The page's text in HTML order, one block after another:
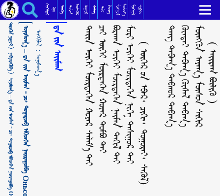
ᠬᠡᠦᠬᠡᠯᠳᠡᠢ ᠺᠢᠨᠣ᠋ ᠲᠡᠦᠬᠡ ᠳᠣᠮᠣᠭ ᠥᠯᠢᠭᠡᠷ ᠳᠠᠭᠤᠤ ᠰᠢᠯᠦᠭ ᠲᠣᠯᠢ ᠪᠢᠴᠢᠭ ᠮᠣᠩᠭᠣᠯᠰᠦᠯᠵᠢᠶ᠎ᠡ ᠮᠣᠩᠭᠣᠯᠰᠣᠹᠲ
ᠲᠡᠷᠢᠭᠦᠨ ᠨᠢᠭᠤᠷ >
ᠨᠡᠪᠲᠡᠷᠡᠭᠦᠯᠭᠡ >
ᠠᠩᠭᠢᠯᠠᠯ：
ᠣᠨᠢᠰᠤᠭ᠎ᠠ ᠳ᠋ᠠ ᠶᠢᠨ ᠠᠢᠮᠠᠭ ᠲᠡᠢᠨ ᠦᠭᠡᠢ ᠮᠥᠷᠲᠡᠭᠡᠨ ᠬᠣᠶᠠᠷ ᠰᠡᠯᠡᠮ᠎ᠡ ᠲᠡᠢᠴᠠᠢ ᠦᠭᠡᠢ ᠮᠥᠷᠲᠡᠭᠡᠨ ᠬᠣᠶᠠᠷ ᠳᠣᠮᠪᠣ ᠲᠠᠢᠪᠤᠷᠬᠠᠨ ᠦᠭᠡᠢ ᠮᠥᠷᠲᠡᠭᠡᠨ ᠨᠠᠢ᠍ᠮᠠᠨ ᠲᠠᠬᠢᠯ ᠲᠠᠢᠮᠣᠷᠢ ᠦᠭᠡᠢ ᠮᠥᠷᠲᠡᠭᠡᠨ ᠨᠢᠭᠡ ᠲᠠᠰᠢᠭᠤᠷ ᠲᠠᠢ( ᠦᠬᠡᠷ ᠦ᠋ᠨ ᠡᠪᠡᠷ᠂ ᠴᠢᠬᠢ᠂ ᠲᠤᠭᠤᠷᠠᠢ᠂ ᠰᠡᠭᠦᠯ)ᠳᠠᠩ ᠳᠠᠪᠠᠭ᠎ᠠ ᠳᠠᠪᠬᠤᠷ ᠳᠠᠪᠠᠭ᠎ᠠᠬᠥᠨᠳᠡᠢ ᠳᠠᠪᠠᠭ᠎ᠠ ᠬᠦᠰᠡᠯ ᠳᠠᠪᠠᠭ᠎ᠠᠮᠥᠩᠭᠥᠨ ᠠᠶᠠᠭ᠎ᠠ ᠮᠥᠰᠥᠨ ᠰᠢᠬᠢᠷ( ᠠᠢᠷᠠᠭ ᠪᠦᠯᠢᠬᠦ )